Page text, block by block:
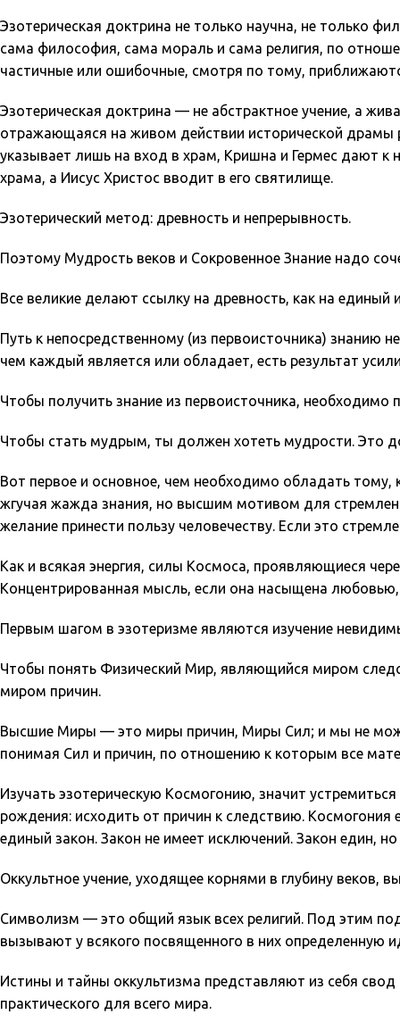
Эзотерическая доктрина не только научна, не только
сама философия, сама мораль и сама религия, по
частичные или ошибочные, смотря по тому,
Эзотерическая доктрина — не абстрактное учение, а
отражающаяся на живом действии исторической
указывает лишь на вход в храм, Кришна и Гермес дают
храма, а Иисус Христос вводит в его святилище.
Эзотерический метод: древность и непрерывность.
Поэтому Мудрость веков и Сокровенное Знание надо
Все великие делают ссылку на древность, как на единый
Путь к непосредственному (из первоисточника) знанию
чем каждый является или обладает, есть результат
Чтобы получить знание из первоисточника,
Чтобы стать мудрым, ты должен хотеть мудрости. Это
Вот первое и основное, чем необходимо обладать
жгучая жажда знания, но высшим мотивом для
желание принести пользу человечеству. Если это
Как и всякая энергия, силы Космоса, проявляющиеся
Концентрированная мысль, если она насыщена
Первым шагом в эзотеризме являются изучение
Чтобы понять Физический Мир, являющийся миром
миром причин.
Высшие Миры — это миры причин, Миры Сил; и мы не
понимая Сил и причин, по отношению к которым все
Изучать эзотерическую Космогонию, значит
рождения: исходить от причин к следствию.
единый закон. Закон не имеет исключений. Закон един,
Оккультное учение, уходящее корнями в глубину веков,
Символизм — это общий язык всех религий. Под этим
вызывают у всякого посвященного в них определенную
Истины и тайны оккультизма представляют из себя
практического для всего мира.